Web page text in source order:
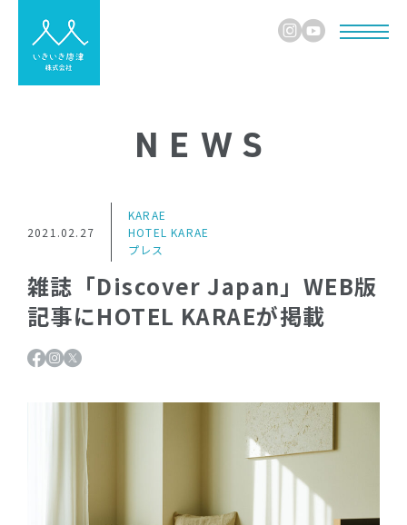
NEWS
2021.02.27
KARAE
HOTEL KARAE
プレス
雑誌「Discover Japan」WEB版
記事にHOTEL KARAEが掲載